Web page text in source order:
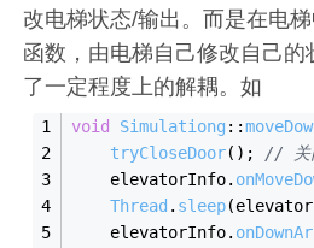
改电梯状态/输出。而是在电
函数，由电梯自己修改自己
了一定程度上的解耦。如
void Simulationg ::
tryCloseDoor(); // 关
    elevatorInfo.
Thread . sleep
    elevatorInfo.